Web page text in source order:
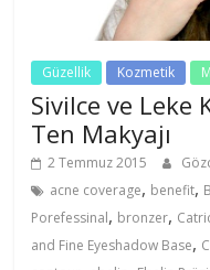
Güzellik Kozmetik
Sivilce ve Leke
Ten Makyajı
2 Temmuz 2015
acne coverage, benefit,
Porefessinal, bronzer,
and Fine Eyeshadow Base,